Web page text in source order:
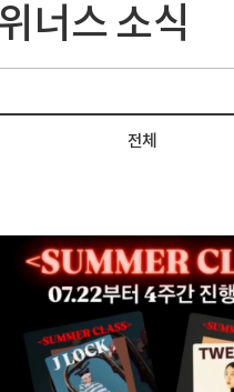
너스 소식
전체